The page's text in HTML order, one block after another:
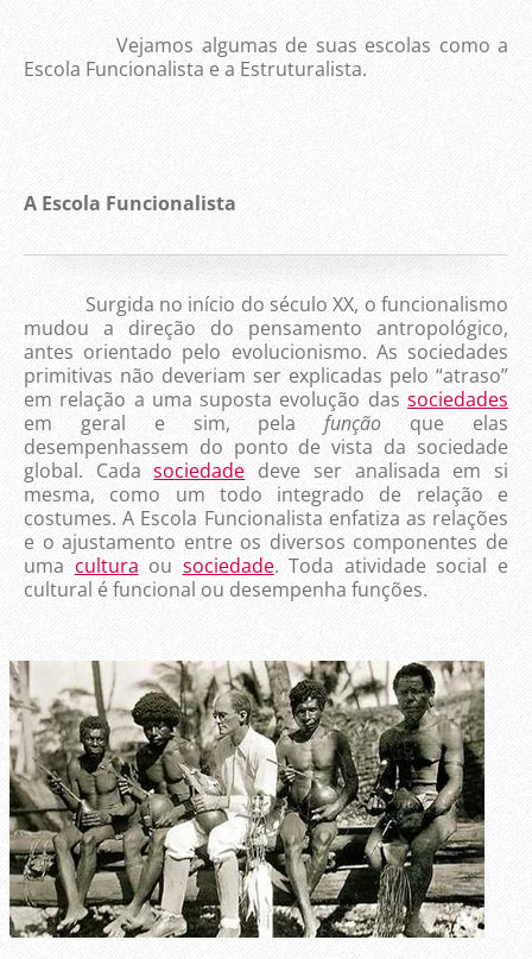
Vejamos algumas de suas escolas como a
Escola Funcionalista e a Estruturalista.
A Escola Funcionalista
Surgida no início do século XX, o funcionalismo
mudou a direção do pensamento antropológico,
antes orientado pelo evolucionismo. As sociedades
primitivas não deveriam ser explicadas pelo “atraso”
em relação a uma suposta evolução das sociedades
em geral e sim, pelafunção que elas
desempenhassem do ponto de vista da sociedade
global. Cadasociedade deve ser analisada em si
mesma, como um todo integrado de relação e
costumes. A Escola Funcionalista enfatiza as relações
e o ajustamento entre os diversos componentes de
uma cultura ou sociedade. Toda atividade social e
cultural é funcional ou desempenha funções.